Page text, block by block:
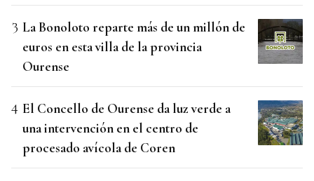
La Bonoloto reparte más de un millón de
euros en esta villa de la provincia
Ourense
El Concello de Ourense da luz verde a
una intervención en el centro de
procesado avícola de Coren